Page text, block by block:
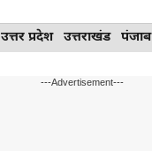
उत्तर प्रदेश उत्तराखंड पंजाब
---Advertisement---